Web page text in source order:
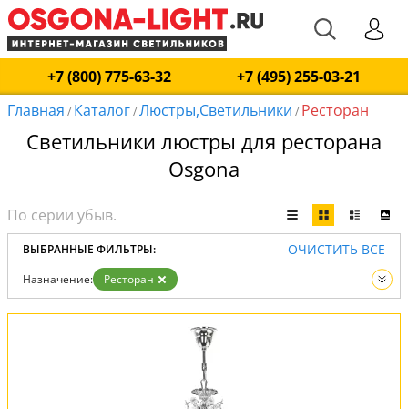
+7 (800) 775-63-32
+7 (495) 255-03-21
Главная / Каталог/Люстры,Светильники / Ресторан
Светильники люстры для ресторана
Osgona
ВЫБРАННЫЕ ФИЛЬТРЫ: ОЧИСТИТЬ ВСЕ
Назначение:
Ресторан
Вид:
Люстры Светильники